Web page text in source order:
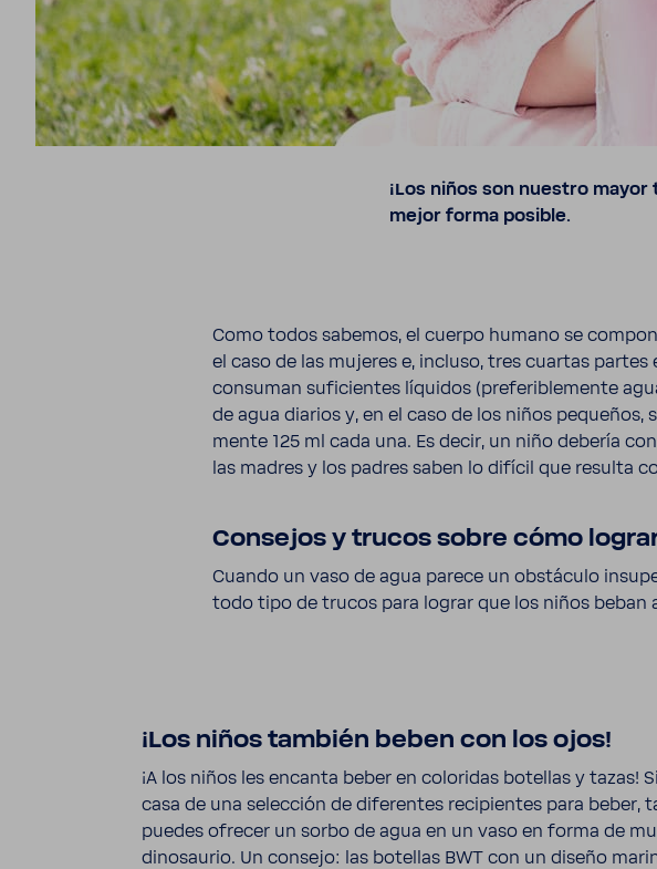
¡Los niños son nuestro
mejor forma posible.
Como todos sabemos, el cuerpo humano se
el caso de las mujeres e, incluso, tres cuartas
consuman sufi­cientes líquidos (prefe­ri­ble­mente
de agua diarios y, en el caso de los niños
mente 125 ml cada una. Es decir, un niño debería
las madres y los padres saben lo difícil que resulta
Consejos y trucos sobre cómo
Cuando un vaso de agua parece un obstáculo
todo tipo de trucos para lograr que los niños
¡Los niños también beben con los ojos!
¡A los niños les encanta beber en colo­ridas bote­llas y tazas!
casa de una selec­ción de dife­rentes reci­pientes para beber,
puedes ofrecer un sorbo de agua en un vaso en forma de
dino­saurio. Un consejo: las bote­llas BWT con un diseño